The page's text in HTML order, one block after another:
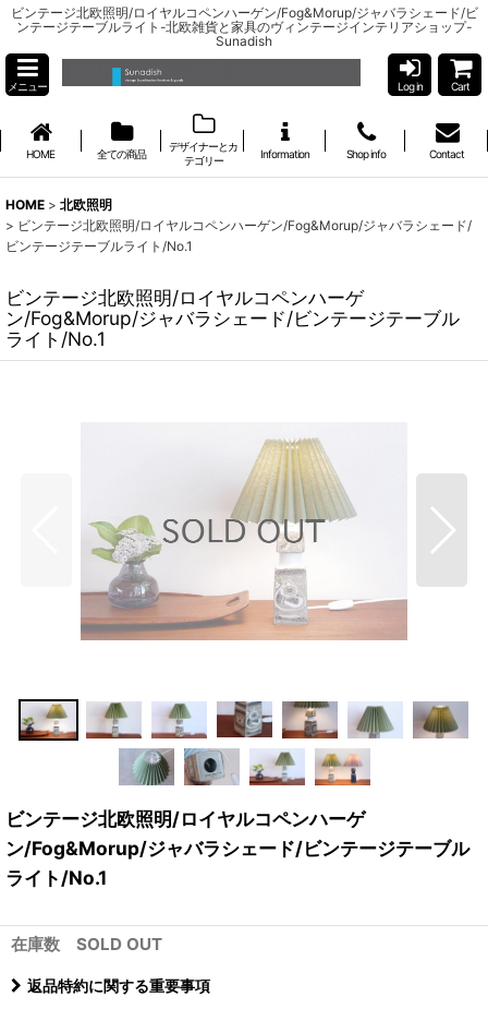
ビンテージ北欧照明/ロイヤルコペンハーゲン/Fog&Morup/ジャバラシェード/ビ
ンテージテーブルライト-北欧雑貨と家具のヴィンテージインテリアショップ-
Sunadish
メニュー Log in Cart
HOME 全ての商品
デザイナーとカ
テゴリー
Information Shop info Contact
HOME > 北欧照明
> ビンテージ北欧照明/ロイヤルコペンハーゲン/Fog&Morup/ジャバラシェード/
ビンテージテーブルライト/No.1
ビンテージ北欧照明/ロイヤルコペンハーゲ
ン/Fog&Morup/ジャバラシェード/ビンテージテーブル
ライト/No.1
ビンテージ北欧照明/ロイヤルコペンハーゲ
ン/Fog&Morup/ジャバラシェード/ビンテージテーブル
ライト/No.1
在庫数 SOLD OUT
返品特約に関する重要事項